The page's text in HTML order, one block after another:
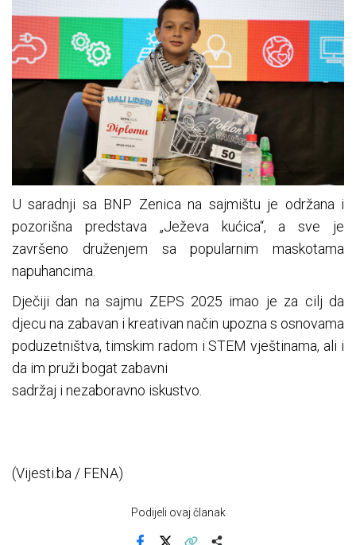
U saradnji sa BNP Zenica na sajmištu je održana i
pozorišna predstava „Ježeva kućica“, a sve je
završeno druženjem sa popularnim maskotama
napuhancima.
Dječiji dan na sajmu ZEPS 2025 imao je za cilj da
djecu na zabavan i kreativan način upozna s osnovama
poduzetništva, timskim radom i STEM vještinama, ali i
da im pruži bogat zabavni
sadržaj i nezaboravno iskustvo.
(Vijesti.ba / FENA)
Podijeli ovaj članak